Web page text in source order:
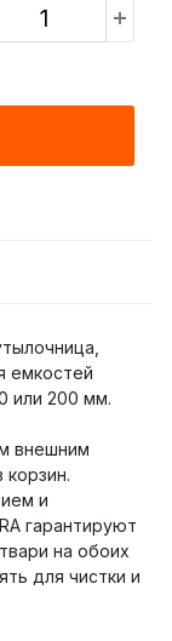
емкостей
или 200 мм.
внешним
и
гарантируют
на обоих
для чистки и